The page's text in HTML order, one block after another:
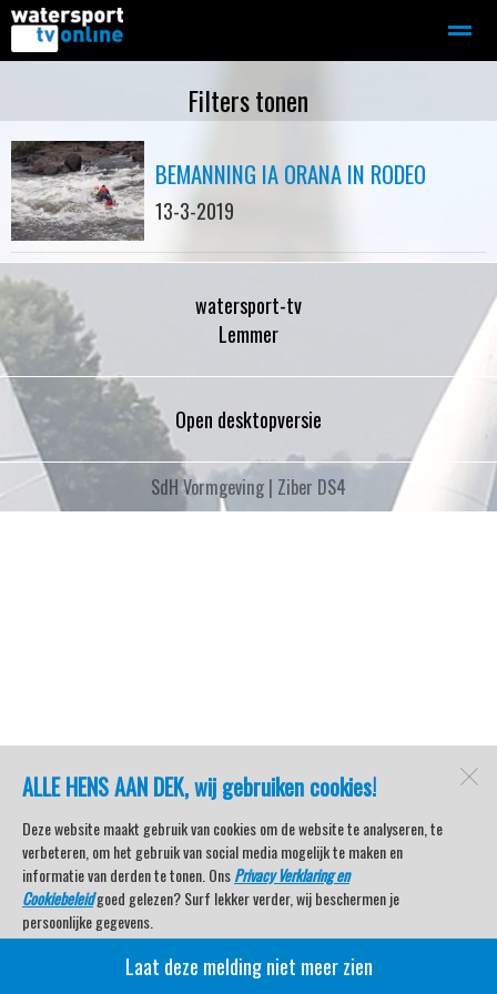
Motorboot-sloep Adverteren
Home Contact Bellen Zoeken
ALLE HENS AAN DEK, wij gebruiken cookies!
Deze website maakt gebruik van cookies om de website te analyseren, te
verbeteren, om het gebruik van social media mogelijk te maken en
informatie van derden te tonen. OnsPrivacy Verklaring en
Cookiebeleidgoed gelezen? Surf lekker verder, wij beschermen je
persoonlijke gegevens.
Veel kijkplezier met Watersport TV Beleving & Nieuws!
Laat deze melding niet meer zien
Filters tonen
BEMANNING IA ORANA IN RODEO
13-3-2019
watersport-tv
Lemmer
Open desktopversie
SdH Vormgeving | Ziber DS4